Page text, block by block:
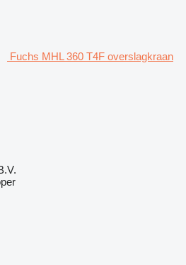
Fuchs MHL 360 T4F overslagkraan